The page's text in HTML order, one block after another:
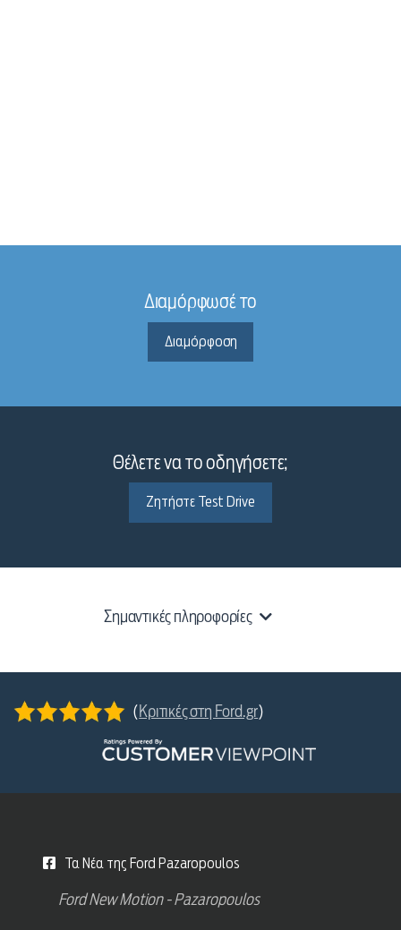
Διαμόρφωσέ το
Διαμόρφοση
Θέλετε να το οδηγήσετε;
Ζητήστε Test Drive
Σημαντικές πληροφορίες
(Κριτικές στη Ford.gr)
Τα Νέα της Ford Pazaropoulos
Ford New Motion - Pazaropoulos